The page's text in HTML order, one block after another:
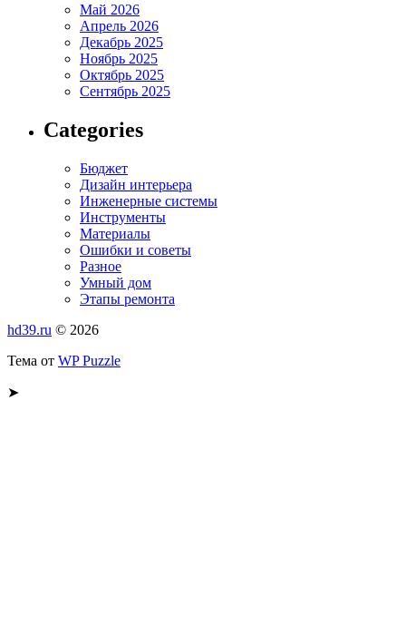
Май 2026
Апрель 2026
Декабрь 2025
Ноябрь 2025
Октябрь 2025
Сентябрь 2025
Categories
Бюджет
Дизайн интерьера
Инженерные системы
Инструменты
Материалы
Ошибки и советы
Разное
Умный дом
Этапы ремонта
hd39.ru © 2026
Тема от WP Puzzle
➤